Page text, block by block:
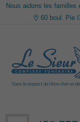
Nous aidons les familles
60 boul. Pie